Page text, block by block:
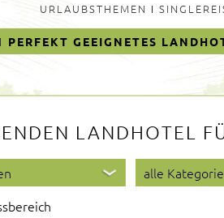
URLAUBSTHEMEN I
PERFEKT GEEIGNETES
LANDHOTEL